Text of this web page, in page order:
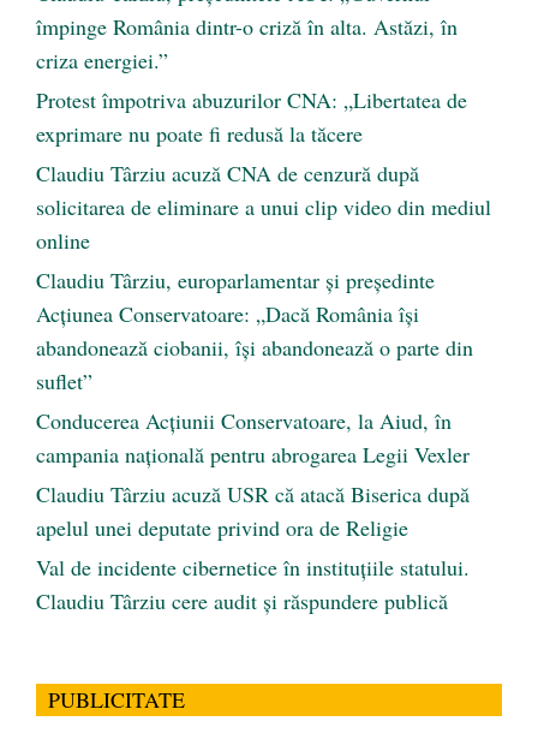
împinge România dintr-o criză în alta. Astăzi, în
criza energiei.”
Protest împotriva abuzurilor CNA: „Libertatea de
exprimare nu poate fi redusă la tăcere
Claudiu Târziu acuză CNA de cenzură după
solicitarea de eliminare a unui clip video din mediul
online
Claudiu Târziu, europarlamentar și președinte
Acțiunea Conservatoare: „Dacă România își
abandonează ciobanii, își abandonează o parte din
suflet”
Conducerea Acțiunii Conservatoare, la Aiud, în
campania națională pentru abrogarea Legii Vexler
Claudiu Târziu acuză USR că atacă Biserica după
apelul unei deputate privind ora de Religie
Val de incidente cibernetice în instituțiile statului.
Claudiu Târziu cere audit și răspundere publică
PUBLICITATE